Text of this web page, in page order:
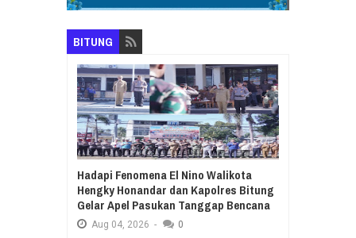
BITUNG
Hadapi Fenomena El Nino Walikota
Hengky Honandar dan Kapolres Bitung
Gelar Apel Pasukan Tanggap Bencana
Aug 04, 2026 - 0